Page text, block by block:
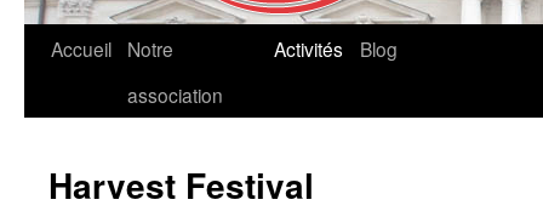
Accueil
Notre
association
Activités Blog
Harvest Festival